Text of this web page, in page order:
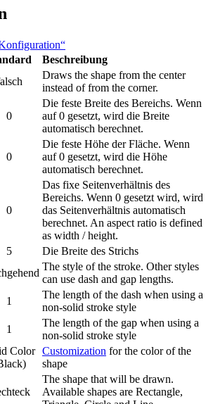
Beschreibung
Draws the shape from the center
instead of from the corner.
0
Die feste Breite des Bereichs. Wenn
auf 0 gesetzt, wird die Breite
automatisch berechnet.
0
Die feste Höhe der Fläche. Wenn
auf 0 gesetzt, wird die Höhe
automatisch berechnet.
0
Das fixe Seitenverhältnis des
Bereichs. Wenn 0 gesetzt wird, wird
das Seitenverhältnis automatisch
berechnet. An aspect ratio is defined
as width / height.
5
Die Breite des Strichs
The style of the stroke. Other styles
can use dash and gap lengths.
1
The length of the dash when using a
non-solid stroke style
1
The length of the gap when using a
non-solid stroke style
Color
Customization for the color of the
shape
The shape that will be drawn.
Available shapes are Rectangle,